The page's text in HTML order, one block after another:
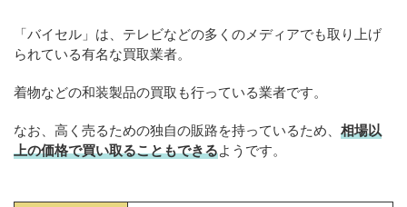
「バイセル」は、テレビなどの多くのメディアでも取り上げ
られている有名な買取業者。
着物などの和装製品の買取も行っている業者です。
なお、高く売るための独自の販路を持っているため、 相場以
上の価格で買い取ることもできるようです。